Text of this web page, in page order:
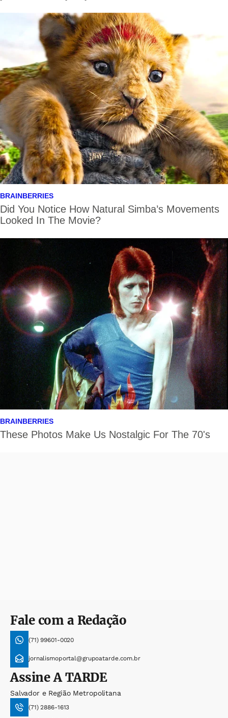
Fale com a Redação
(71) 99601-0020
jornalismoportal@grupoatarde.com.br
AssineA TARDE
Salvador e Região Metropolitana
(71) 2886-1613